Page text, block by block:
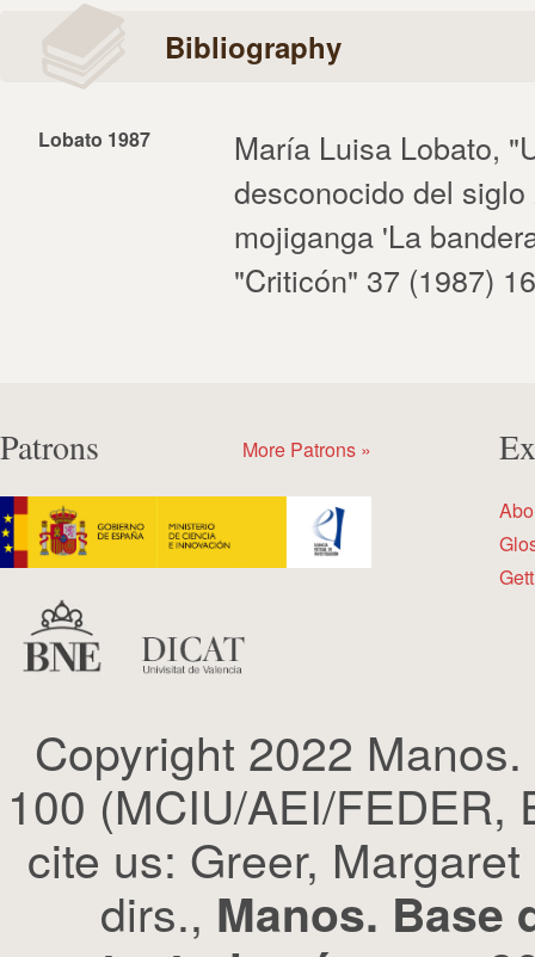
Bibliography
Lobato 1987
María Luisa Lobato,
desconocido del
mojiganga 'La
"Criticón" 37 (1987)
Patrons More Patrons »
Copyright 2022
100 (MCIU/AEI/
cite us: Greer,
dirs., Manos. Base